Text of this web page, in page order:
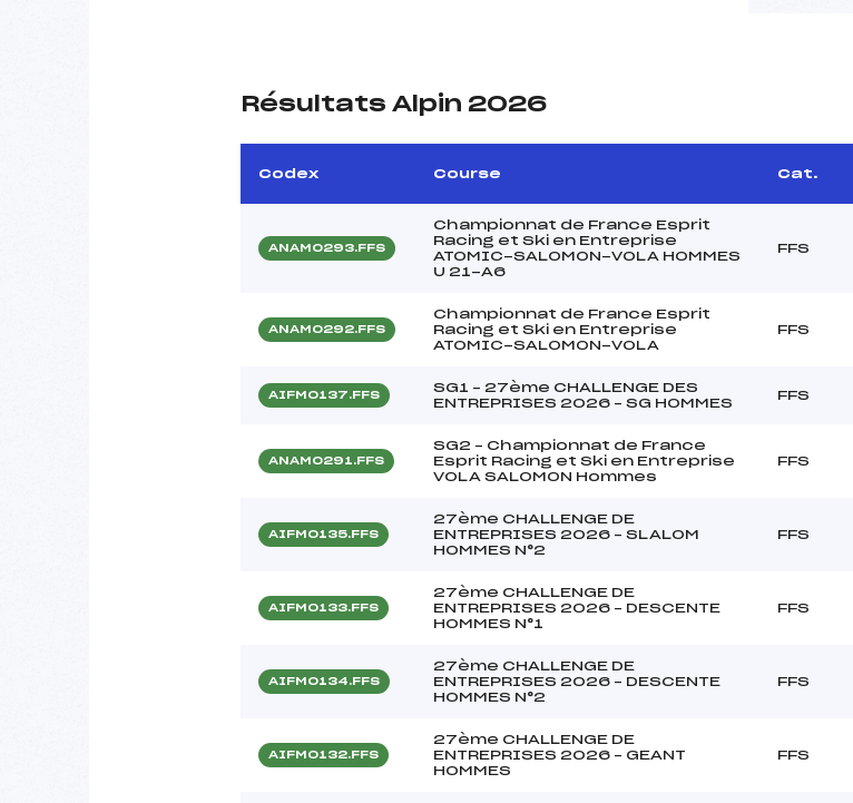
Résultats Alpin 2026
Codex Course Cat.
ANAM0293.FFS
Championnat de France Esprit
Racing et Ski en Entreprise
ATOMIC-SALOMON-VOLA HOMMES
U 21-A6
FFS
ANAM0292.FFS
Championnat de France Esprit
Racing et Ski en Entreprise
ATOMIC-SALOMON-VOLA
FFS
AIFM0137.FFS
SG1 – 27ème CHALLENGE DES
ENTREPRISES 2026 – SG HOMMES
FFS
ANAM0291.FFS
SG2 – Championnat de France
Esprit Racing et Ski en Entreprise
VOLA SALOMON Hommes
FFS
AIFM0135.FFS
27ème CHALLENGE DE
ENTREPRISES 2026 – SLALOM
HOMMES N°2
FFS
AIFM0133.FFS
27ème CHALLENGE DE
ENTREPRISES 2026 – DESCENTE
HOMMES N°1
FFS
AIFM0134.FFS
27ème CHALLENGE DE
ENTREPRISES 2026 – DESCENTE
HOMMES N°2
FFS
AIFM0132.FFS
27ème CHALLENGE DE
ENTREPRISES 2026 – GEANT
HOMMES
FFS